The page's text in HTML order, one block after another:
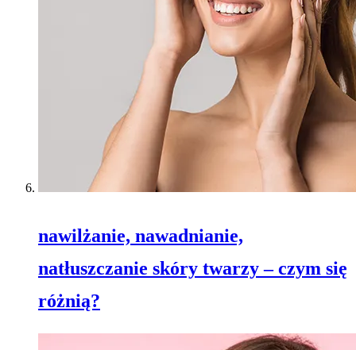
nawilżanie, nawadnianie,
natłuszczanie skóry twarzy – czym się
różnią?